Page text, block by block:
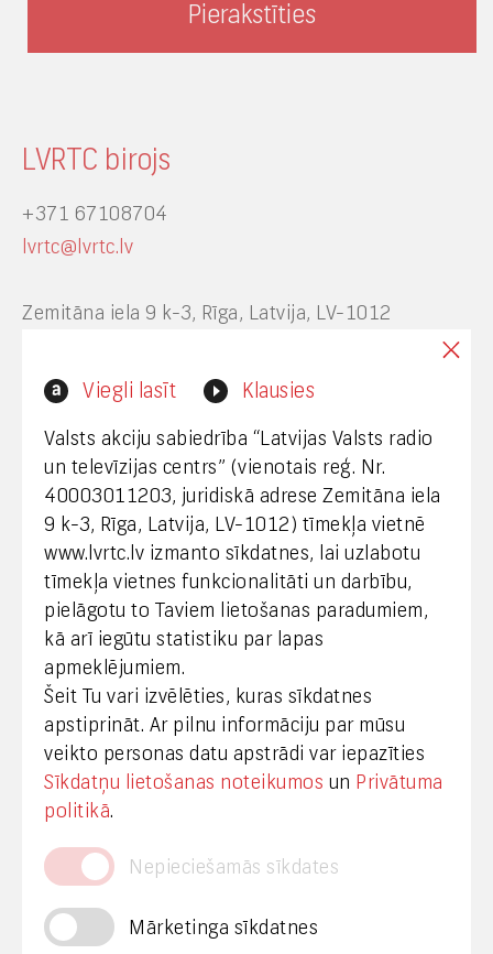
Viegli lasīt Klausies
Valsts akciju sabiedrība “Latvijas Valsts radio
un televīzijas centrs” (vienotais reģ. Nr.
40003011203, juridiskā adrese Zemitāna iela
9 k-3, Rīga, Latvija, LV-1012) tīmekļa vietnē
www.lvrtc.lv izmanto sīkdatnes, lai uzlabotu
tīmekļa vietnes funkcionalitāti un darbību,
pielāgotu to Taviem lietošanas paradumiem,
kā arī iegūtu statistiku par lapas
apmeklējumiem.
Šeit Tu vari izvēlēties, kuras sīkdatnes
apstiprināt. Ar pilnu informāciju par mūsu
veikto personas datu apstrādi var iepazīties
Sīkdatņu lietošanas noteikumos un Privātuma
politikā.
Nepieciešamās sīkdates
Mārketinga sīkdatnes
LVRTC birojs
+371 67108704
lvrtc@lvrtc.lv
Zemitāna iela 9 k-3, Rīga, Latvija, LV-1012
Interneta vietnes www.lvrtc.lv administrators:
Klientu apkalpošana
+371 67108787
Medijiem
+371 29665001
vineta.sprugaine@lvrtc.lv
© VAS Latvijas Valsts radio un televīzijas centrs,